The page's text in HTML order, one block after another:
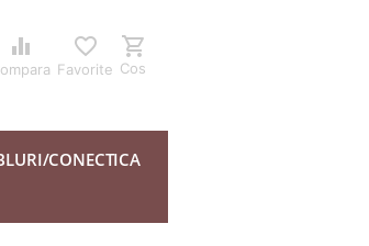
 
Favorite

Cos
CONECTICA